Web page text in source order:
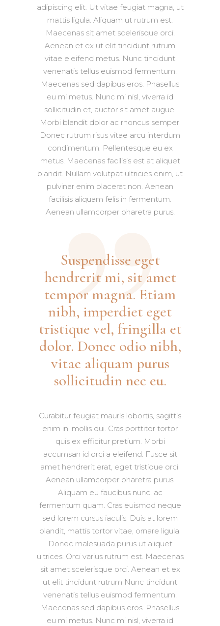
adipiscing elit. Ut vitae feugiat magna, ut
mattis ligula. Aliquam ut rutrum est.
Maecenas sit amet scelerisque orci.
Aenean et ex ut elit tincidunt rutrum
vitae eleifend metus. Nunc tincidunt
venenatis tellus euismod fermentum.
Maecenas sed dapibus eros. Phasellus
eu mi metus. Nunc mi nisl, viverra id
sollicitudin et, auctor sit amet augue.
Morbi blandit dolor ac rhoncus semper.
Donec rutrum risus vitae arcu interdum
condimentum. Pellentesque eu ex
metus. Maecenas facilisis est at aliquet
blandit. Nullam volutpat ultricies enim, ut
pulvinar enim placerat non. Aenean
facilisis aliquam felis in fermentum.
Aenean ullamcorper pharetra purus.
Suspendisse eget
hendrerit mi, sit amet
tempor magna. Etiam
nibh, imperdiet eget
tristique vel, fringilla et
dolor. Donec odio nibh,
vitae aliquam purus
sollicitudin nec eu.
Curabitur feugiat mauris lobortis, sagittis
enim in, mollis dui. Cras porttitor tortor
quis ex efficitur pretium. Morbi
accumsan id orci a eleifend. Fusce sit
amet hendrerit erat, eget tristique orci.
Aenean ullamcorper pharetra purus.
Aliquam eu faucibus nunc, ac
fermentum quam. Cras euismod neque
sed lorem cursus iaculis. Duis at lorem
blandit, mattis tortor vitae, ornare ligula.
Donec malesuada purus ut aliquet
ultrices. Orci varius rutrum est. Maecenas
sit amet scelerisque orci. Aenean et ex
ut elit tincidunt rutrum Nunc tincidunt
venenatis tellus euismod fermentum.
Maecenas sed dapibus eros. Phasellus
eu mi metus. Nunc mi nisl, viverra id